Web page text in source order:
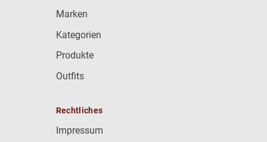
Marken
Kategorien
Produkte
Outfits
Rechtliches
Impressum